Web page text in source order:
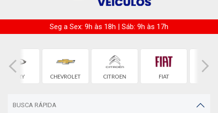
Seg a Sex: 9h às 18h | Sáb: 9h às 17h
CHERY CHEVROLET CITROEN FIAT
BUSCA RÁPIDA